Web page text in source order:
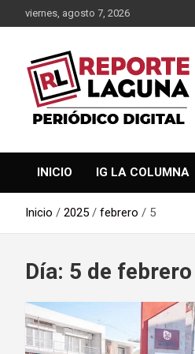
al
viernes, agosto 7, 2026
Reporte
INICIO IG LA COLUMNA
Inicio 2025 febrero 5
Día: 5 de